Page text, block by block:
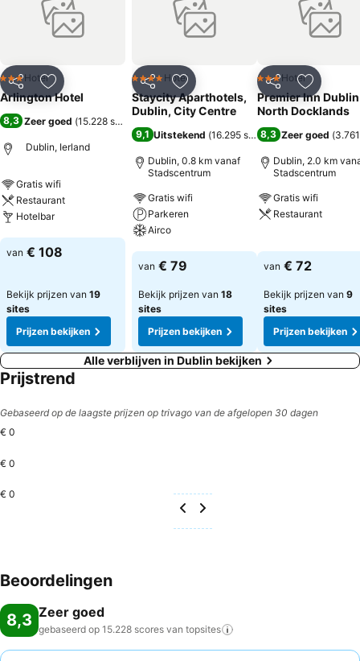
Delen Toevoegen aan favorieten
3 Sterren
Hotel
Arlington Hotel
8,3 Zeer goed (15.228 scores
Dublin, Ierland
Gratis wifi
Restaurant
Hotelbar
Prijzen bekijken
van € 108
Bekijk prijzen van 19
sites
Prijzen bekijken
Delen Toevoegen aan favorieten
4 SterrenHotel
Staycity Aparthotels,
Dublin, City Centre
9,1 Uitstekend (16.295 scores)
Dublin, 0.8 km vanaf
Stadscentrum
Gratis wifi
Parkeren
Airco
Prijzen bekijken
van € 79
Bekijk prijzen van 18
sites
Prijzen bekijken
Delen
3 Sterren
Hotel
Premier Inn
North Docklands
8,3 Zeer goed (
Dublin, 2.0 km
Stadscentrum
Gratis wifi
Restaurant
van € 72
Bekijk prijzen van 9
sites
Prijzen bekijken
Alle verblijven in Dublin bekijken
Prijstrend
Gebaseerd op de laagste prijzen op trivago van de afgelopen 30 dagen
€ 0
€ 0
€ 0
Beoordelingen
8,3 Zeer goed
gebaseerd op 15.228 scores van topsites